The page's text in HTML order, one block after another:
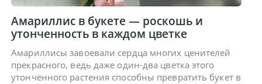
Амариллис в букете — роскошь и
утонченность в каждом цветке
Амариллисы завоевали сердца многих ценителей
прекрасного, ведь даже один-два цветка этого
утончённого растения способны превратить букет в